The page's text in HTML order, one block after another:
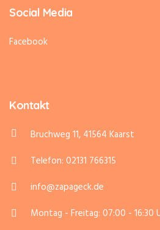
Social Media
Facebook
Kontakt
Bruchweg 11, 41564 Kaarst
Telefon: 02131 766315
info@zapageck.de
Montag - Freitag: 07:00 - 16:30